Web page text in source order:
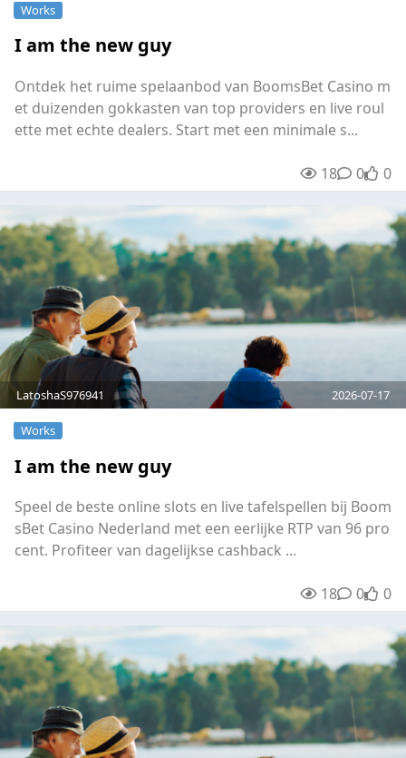
I am the new guy
Works
Ontdek het ruime spelaanbod van BoomsBet Casino m
et duizenden gokkasten van top providers en live roul
ette met echte dealers. Start met een minimale s...
18 00 0
LatoshaS976941 2026-07-17
I am the new guy
Works
Speel de beste online slots en live tafelspellen bij Boom
sBet Casino Nederland met een eerlijke RTP van 96 pro
cent. Profiteer van dagelijkse cashback ...
18 00 0